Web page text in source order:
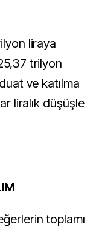
liraya
trilyon
ve katılma
liralık düşüşle
toplamı